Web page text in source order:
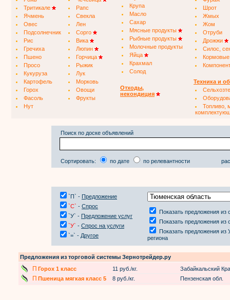
Тритикале
Рапс
Ячмень
Свекла
Овес
Лен
Подсолнечник
Сорго
Рис
Вика
Гречиха
Люпин
Пшено
Горчица
Просо
Рыжик
Кукуруза
Лук
Картофель
Морковь
Горох
Овощи
Фасоль
Фрукты
Нут
Крупа
Масло
Сахар
Мясные продукты
Рыбные продукты
Молочные продукты
Яйца
Крахмал
Солод
Отходы,
некондиция
Шрот
Жмых
Жом
Отруби
Дрожжи
Силос,
Техника и
Топливо,
Поиск по доске объявлений
Сортировать: по дате по релевантности
`П` - Предложение
`С` - Спрос
`У` - Предложение услуг
`У` - Спрос на услуги
`=` - Другое
Показать предложения из
Показать предложения из
Показать предложения из
региона
Предложения из торговой системы Зернотрейдер.ру
П Горох 1 класс 11 руб./кг. Забайкальский
П Пшеница мягкая класс 5 8 руб./кг. Пензенская обл.